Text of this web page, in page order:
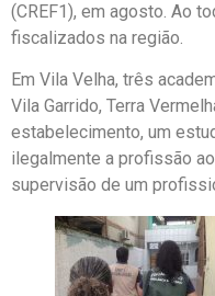
(CREF1), em agosto. Ao
fiscalizados na região.
Em Vila Velha, três
Vila Garrido, Terra
estabelecimento, um
ilegalmente a profissão
supervisão de um